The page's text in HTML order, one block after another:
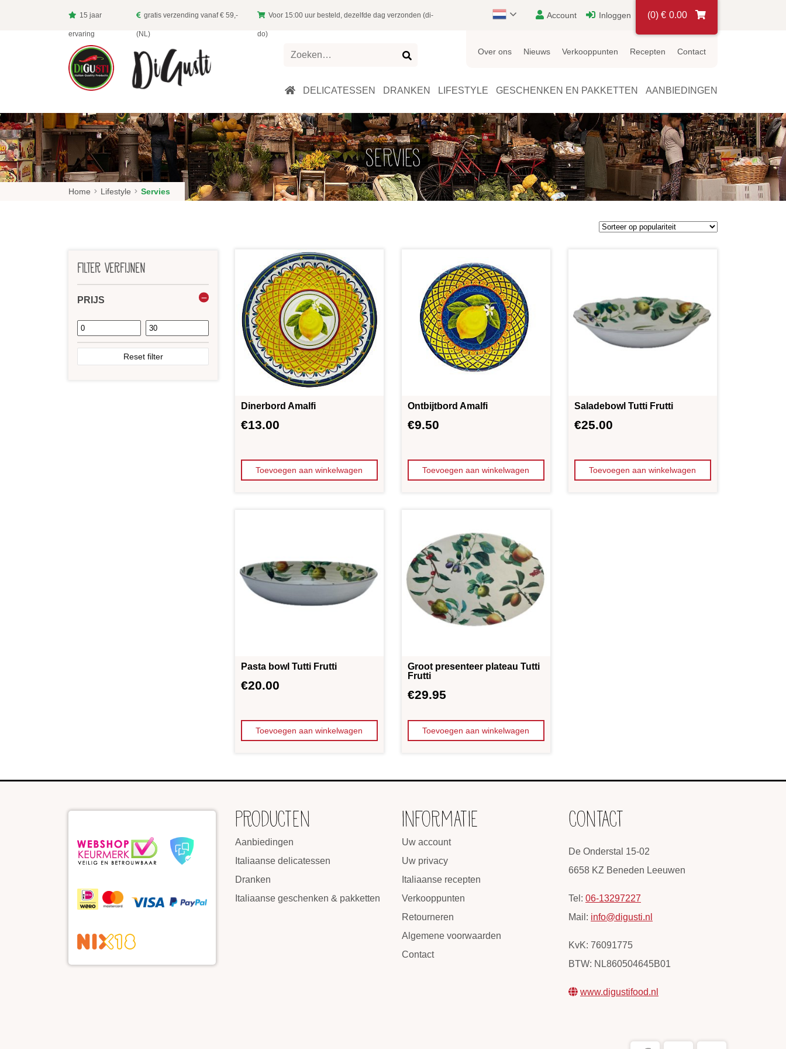
DELICATESSEN
DRANKEN
LIFESTYLE
GESCHENKEN EN PAKKETTEN
VERKOOPPUNTEN
15 jaar
ervaring
gratis verzending vanaf € 59,-
(NL)
Voor 15:00 uur besteld, dezelfde dag verzonden (di-
do)
Account Inloggen (0) € 0.00
Zoeken
Over ons Nieuws Verkooppunten Recepten Contact
DELICATESSEN DRANKEN LIFESTYLE GESCHENKEN EN PAKKETTEN AANBIEDINGEN
SERVIES
Home Lifestyle Servies
Filter verfijnen
PRIJS
Reset filter
Dinerbord Amalfi
€13.00
Toevoegen aan winkelwagen
Ontbijtbord Amalfi
€9.50
Toevoegen aan winkelwagen
Saladebowl Tutti Frutti
€25.00
Toevoegen aan winkelwagen
Pasta bowl Tutti Frutti
€20.00
Toevoegen aan winkelwagen
Groot presenteer plateau Tutti
Frutti
€29.95
Toevoegen aan winkelwagen
PRODUCTEN
Aanbiedingen
Italiaanse delicatessen
Dranken
Italiaanse geschenken & pakketten
INFORMATIE
Uw account
Uw privacy
Italiaanse recepten
Verkooppunten
Retourneren
Algemene voorwaarden
Contact
CONTACT
De Onderstal 15-02
6658 KZ Beneden Leeuwen
Tel: 06-13297227
Mail: info@digusti.nl
KvK: 76091775
BTW: NL860504645B01
www.digustifood.nl